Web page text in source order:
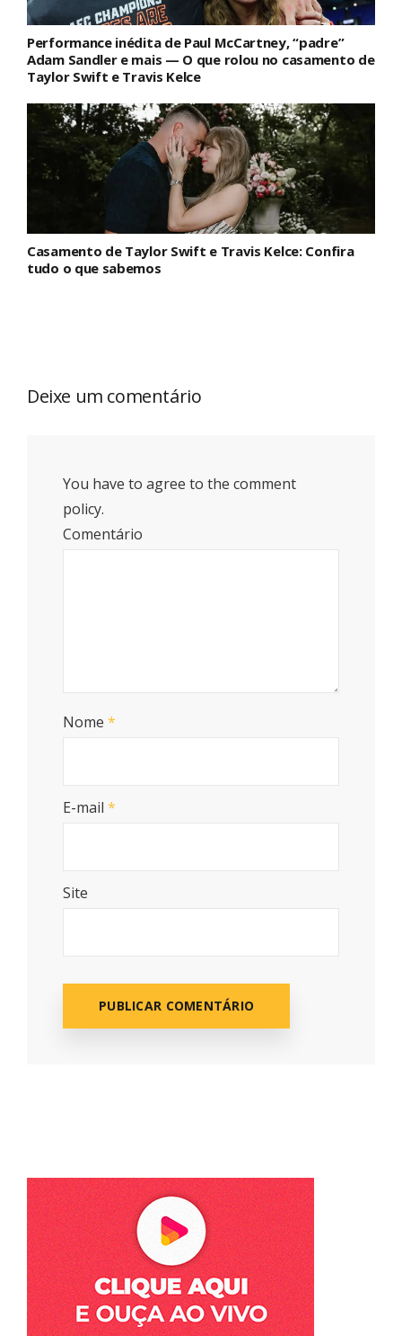
Performance inédita de Paul McCartney, “padre”
Adam Sandler e mais — O que rolou no casamento de
Taylor Swift e Travis Kelce
Casamento de Taylor Swift e Travis Kelce: Confira
tudo o que sabemos
Deixe um comentário
You have to agree to the comment
policy.
Comentário
Nome *
E-mail *
Site